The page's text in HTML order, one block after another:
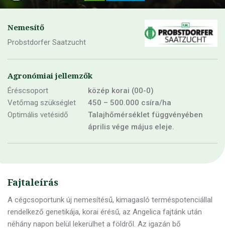
Nemesítő
Probstdorfer Saatzucht
Agronómiai jellemzők
Éréscsoport
közép korai (00-0)
Vetőmag szükséglet
450 – 500.000 csíra/ha
Optimális vetésidő
Talajhőmérséklet függvényében
április vége május eleje.
Fajtaleírás
A cégcsoportunk új nemesítésű, kimagasló terméspotenciállal
rendelkező genetikája, korai érésű, az Angelica fajtánk után
néhány napon belül lekerülhet a földről. Az igazán bő